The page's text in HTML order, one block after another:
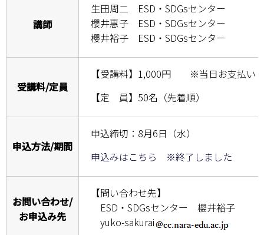
ESD・SDGsセンター
情報センター
理数教育研究センター
特別支援教育研究センター
Nara ISC/ 国際戦略センター
こどもの学びと育ちセンター(C-CHILD)
保健センター
講師
生田周二 ESD・SDGsセンター
櫻井惠子 ESD・SDGsセンター
櫻井裕子 ESD・SDGsセンター
受講料/定員
【受講料】 1,000円 ※当日お支払い（
【定 員】50名（先着順）
申込方法/期間
申込締切：8月6日（水）
申込みはこちら ※終了しました
お問い合わせ/
お申込み先
【問い合わせ先】
ESD・SDGsセンター 櫻井裕子
yuko-sakurai